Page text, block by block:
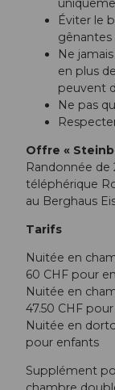
Éviter le
gênantes
Ne
en plus
peuvent
Ne pas
Offre «
Randonnée de
téléphérique
au Berghaus
Tarifs
Nuitée en
60 CHF pour
Nuitée en
47.50 CHF
Nuitée en
pour enfants
Supplément